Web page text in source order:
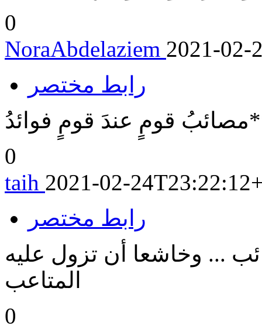
0
NoraAbdelaziem 2021-02-
رابط مختصر
قومٍ عندَ قومٍ فوائدُ
0
taih 2021-02-
رابط مختصر
... وخاشعا أن تزول عليه
المتاعب
0